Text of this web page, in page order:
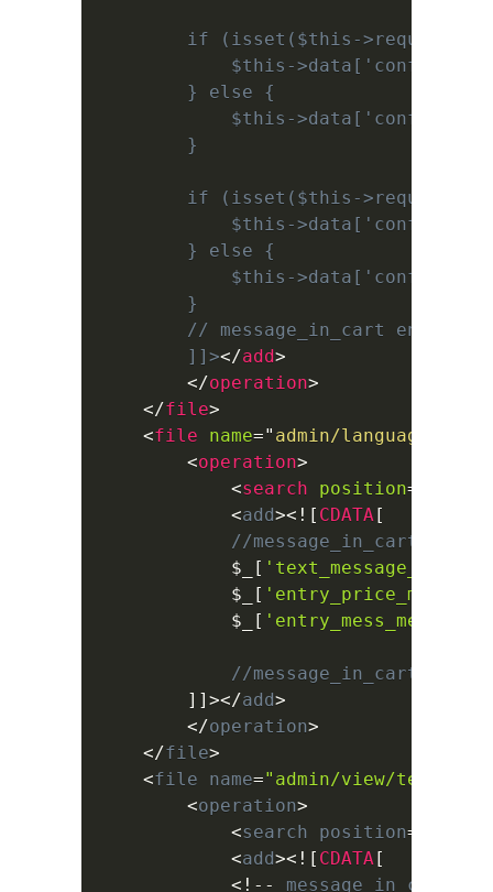
if (isset($this->request-
$this-
        } else {
$this-
        }
if (isset($this->request-
$this-
        } else {
$this-
        }
        // message_in_cart end
		]]>
</add>
</operation>
</file>
<file name=" admin/language/*/
<operation>
<search position=
<add>< ! [ CDATA[
//message_in_cart start
$_
[
$_
[
$_
[
//message_in_cart end
] ] ></add>
</operation>
</file>
<file name="admin/view/
<operation>
<search position=
<add>< ! [ CDATA[
< ! --
message_in_cart